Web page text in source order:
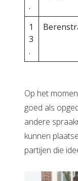
.
1
3
.
Op het
goed als
andere
kunnen
partijen die